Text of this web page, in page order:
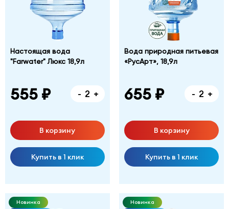
Настоящая вода
"Farwater" Люкс 18,9л
555 ₽ - +
В корзину
Купить в 1 клик
Вода природная питьевая
«РусАрт», 18,9л
655 ₽ - +
В корзину
Купить в 1 клик
Новинка
Новинка